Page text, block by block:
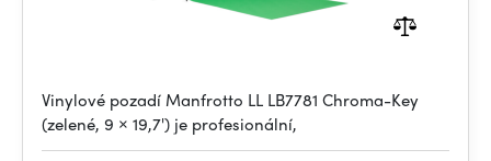
Vinylové pozadí Manfrotto LL LB7781 Chroma-Key
(zelené, 9 × 19,7') je profesionální,